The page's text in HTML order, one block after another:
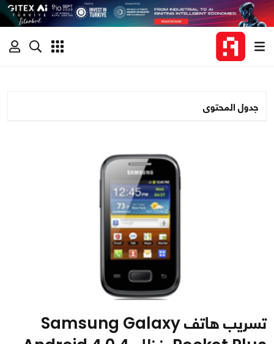
جدول المحتوى
تسريب هاتف Samsung Galaxy